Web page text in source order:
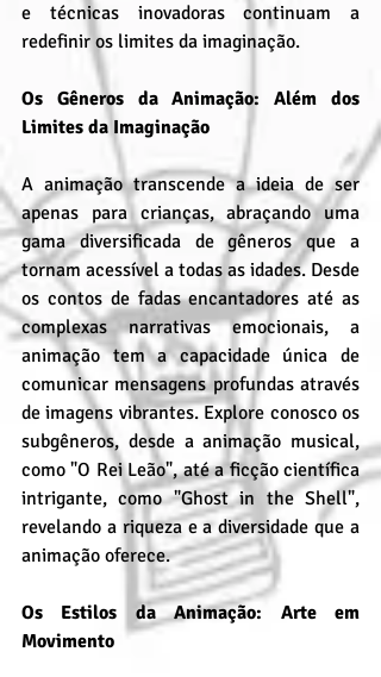
e técnicas inovadoras continuam a
redefinir os limites da imaginação.
Os Gêneros da Animação: Além dos
Limites da Imaginação
A animação transcende a ideia de ser
apenas para crianças, abraçando uma
gama diversificada de gêneros que a
tornam acessível a todas as idades. Desde
os contos de fadas encantadores até as
complexas narrativas emocionais, a
animação tem a capacidade única de
comunicar mensagens profundas através
de imagens vibrantes. Explore conosco os
subgêneros, desde a animação musical,
como "O Rei Leão", até a ficção científica
intrigante, como "Ghost in the Shell",
revelando a riqueza e a diversidade que a
animação oferece.
Os Estilos da Animação: Arte em
Movimento